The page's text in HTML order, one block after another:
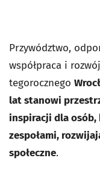
Przywództwo,
współpraca i
tegorocznego
lat stanowi
inspiracji dla osób,
zespołami,
społeczne.